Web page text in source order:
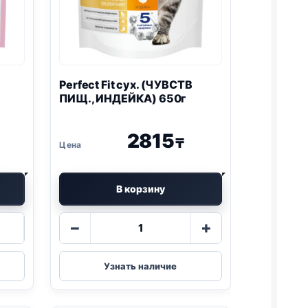
Perfect Fit сух. (ЧУВСТВ
ПИЩ., ИНДЕЙКА) 650г
2815₸
В корзину
−
товара
Perfect
Fit
(ЧУВСТВ
+
Узнать наличие